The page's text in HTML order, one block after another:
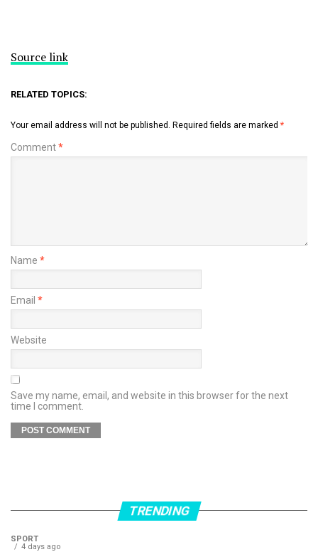
Source link
RELATED TOPICS:
Your email address will not be published. Required fields are marked *
Comment*
Name *
Email *
Website
Save my name, email, and website in this browser for the next
time I comment.
TRENDING
SPORT
4 days ago